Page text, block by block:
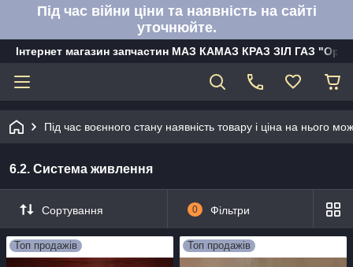
Під час війни ціни та наявність на сайті
уточнюйте.
Інтернет магазин запчастин МАЗ КАМАЗ КРАЗ ЗІЛ ГАЗ
Під час воєнного стану наявність товару і ціна на нього
6.2. Система живлення
Сортування 0 Фільтри
Топ продажів Топ продажів